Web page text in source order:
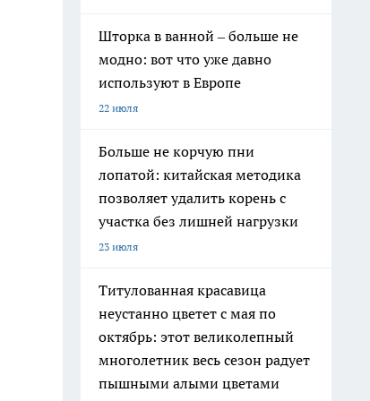
Шторка в ванной – больше не
модно: вот что уже давно
используют в Европе
22 июля
Больше не корчую пни
лопатой: китайская методика
позволяет удалить корень с
участка без лишней нагрузки
23 июля
Титулованная красавица
неустанно цветет с мая по
октябрь: этот великолепный
многолетник весь сезон радует
пышными алыми цветами